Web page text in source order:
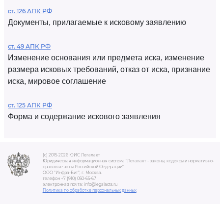
ст. 126 АПК РФ
Документы, прилагаемые к исковому заявлению
ст. 49 АПК РФ
Изменение основания или предмета иска, изменение
размера исковых требований, отказ от иска, признание
иска, мировое соглашение
ст. 125 АПК РФ
Форма и содержание искового заявления
(c) 2015-2026 ЮИС Легалакт
Юридическая информационная система "Легалакт - законы, кодексы и нормативно-
правовые акты Российской Федерации"
ООО "Инфра-Бит", г. Москва.
телефон +7 (910) 050-65-67
электронная почта: info@legalacts.ru
Политика по обработке персональных данных